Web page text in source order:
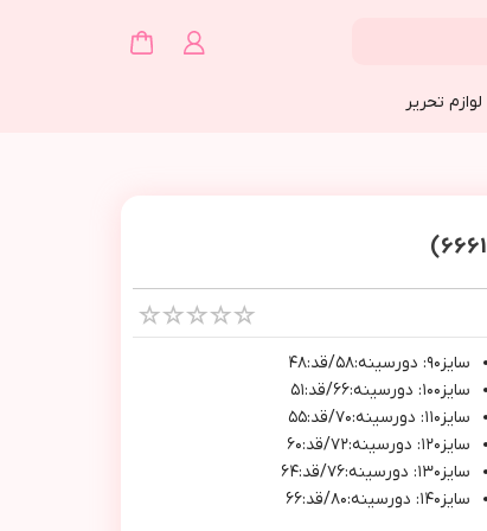
لوازم تحریر
سايز٩٠: دورسينه:٥٨/قد:٤٨
سايز١٠٠: دورسينه:٦٦/قد:٥١
سايز١١٠: دورسينه:٧٠/قد:٥٥
سايز١٢٠: دورسينه:٧٢/قد:٦٠
سايز١٣٠: دورسينه:٧٦/قد:٦٤
سايز١٤٠: دورسينه:٨٠/قد:٦٦